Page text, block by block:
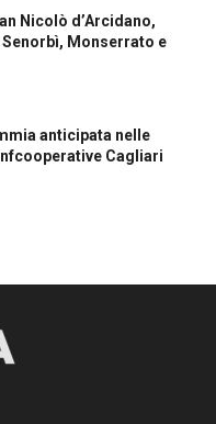
Nicolò d’Arcidano,
Monserrato e
anticipata nelle
Cagliari